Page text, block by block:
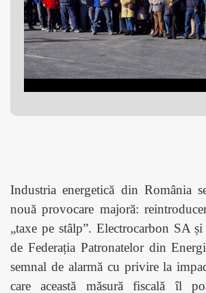
Industria energetică din România
nouă provocare majoră:
„taxe pe stâlp”. Electrocarbon SA
de Federația Patronatelor din
semnal de alarmă cu privire la
care această măsură fiscală îl